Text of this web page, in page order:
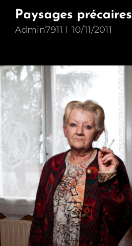
Paysages précaires
Admin7911 10/11/2011